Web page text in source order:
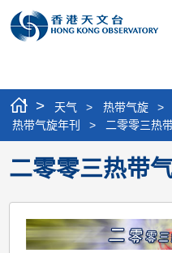
> 天气 > 热带气旋 >
热带气旋年刊
> 二零零三热
二零零三热带